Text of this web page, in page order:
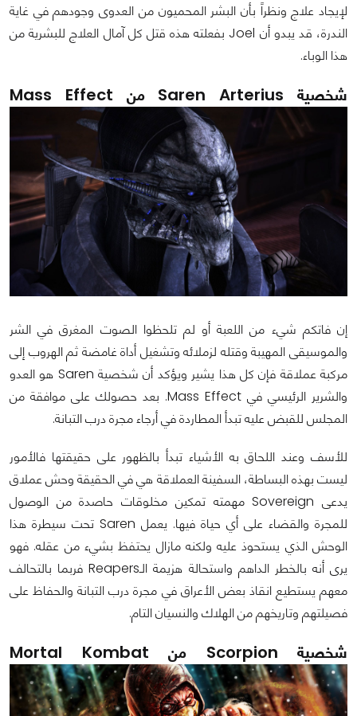
لإيجاد علاج ونظراً بأن البشر المحميون من العدوى وجودهم في غاية
الندرة، قد يبدو أن Joel بفعلته هذه قتل كل آمال العلاج للبشرية من
هذا الوباء.
شخصية Saren Arterius من Mass Effect
إن فاتكم شيء من اللعبة أو لم تلحظوا الصوت المغرق في الشر
والموسيقى المهيبة وقتله لزملائه وتشغيل أداة غامضة ثم الهروب إلى
مركبة عملاقة فإن كل هذا يشير ويؤكد أن شخصية Saren هو العدو
والشرير الرئيسي في Mass Effect. بعد حصولك على موافقة من
المجلس للقبض عليه تبدأ المطاردة في أرجاء مجرة درب التبانة.
للأسف وعند اللحاق به الأشياء تبدأ بالظهور على حقيقتها فالأمور
ليست بهذه البساطة، السفينة العملاقة هي في الحقيقة وحش عملاق
يدعى Sovereign مهمته تمكين مخلوقات حاصدة من الوصول
للمجرة والقضاء على أي حياة فيها. يعمل Saren تحت سيطرة هذا
الوحش الذي يستحوذ عليه ولكنه مازال يحتفظ بشيء من عقله. فهو
يرى أنه بالخطر الداهم واستحالة هزيمة الـReapers فربما بالتحالف
معهم يستطيع انقاذ بعض الأعراق في مجرة درب التبانة والحفاظ على
فصيلتهم وتاريخهم من الهلاك والنسيان التام.
شخصية Scorpion من Mortal Kombat